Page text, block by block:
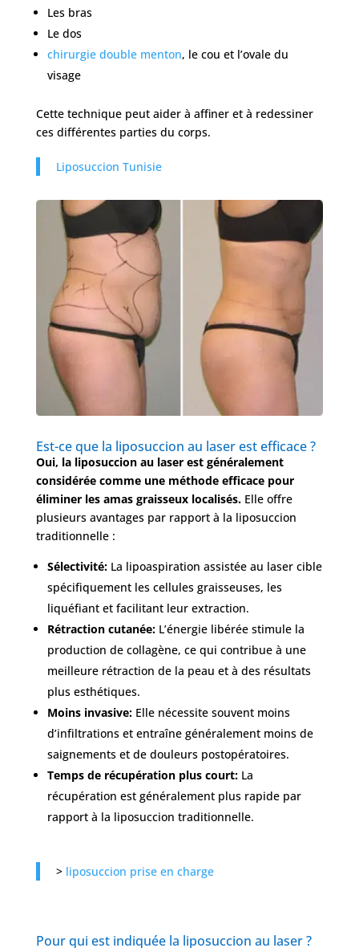
Les bras
Le dos
chirurgie double menton, le cou et l’ovale du
visage
Cette technique peut aider à affiner et à redessiner
ces différentes parties du corps.
Liposuccion Tunisie
Est-ce que la liposuccion au laser est efficace ?
Oui, la liposuccion au laser est généralement
considérée comme une méthode efficace pour
éliminer les amas graisseux localisés.Elle offre
plusieurs avantages par rapport à la liposuccion
traditionnelle :
Sélectivité:La lipoaspiration assistée au laser cible
spécifiquement les cellules graisseuses, les
liquéfiant et facilitant leur extraction.
Rétraction cutanée:L’énergie libérée stimule la
production de collagène, ce qui contribue à une
meilleure rétraction de la peau et à des résultats
plus esthétiques.
Moins invasive:Elle nécessite souvent moins
d’infiltrations et entraîne généralement moins de
saignements et de douleurs postopératoires.
Temps de récupération plus court:La
récupération est généralement plus rapide par
rapport à la liposuccion traditionnelle.
> liposuccion prise en charge
Pour qui est indiquée la liposuccion au laser ?